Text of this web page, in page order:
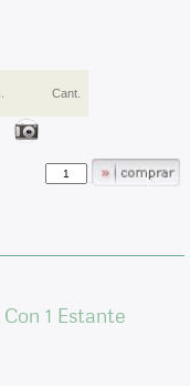
Cant.
1 Estante